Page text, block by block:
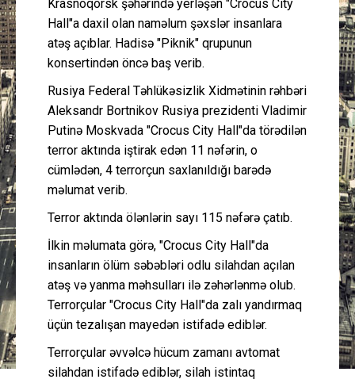
Krasnoqorsk şəhərində yerləşən "Crocus City
Hall"a daxil olan naməlum şəxslər insanlara
atəş açıblar. Hadisə "Piknik" qrupunun
konsertindən öncə baş verib.
Rusiya Federal Təhlükəsizlik Xidmətinin rəhbəri
Aleksandr Bortnikov Rusiya prezidenti Vladimir
Putinə Moskvada "Crocus City Hall"da törədilən
terror aktında iştirak edən 11 nəfərin, o
cümlədən, 4 terrorçun saxlanıldığı barədə
məlumat verib.
Terror aktında ölənlərin sayı 115 nəfərə çatıb.
İlkin məlumata görə, "Crocus City Hall"da
insanların ölüm səbəbləri odlu silahdan açılan
atəş və yanma məhsulları ilə zəhərlənmə olub.
Terrorçular "Crocus City Hall"da zalı yandırmaq
üçün tezalışan mayedən istifadə ediblər.
Terrorçular əvvəlcə hücum zamanı avtomat
silahdan istifadə ediblər, silah istintaq